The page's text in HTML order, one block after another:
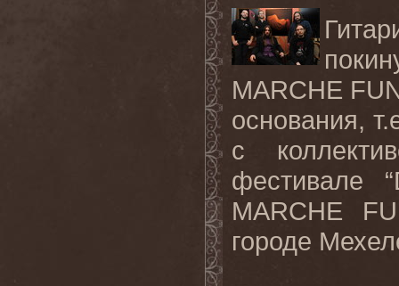
MARCHE
основания,
с
фестивале “
MARCHE
городе